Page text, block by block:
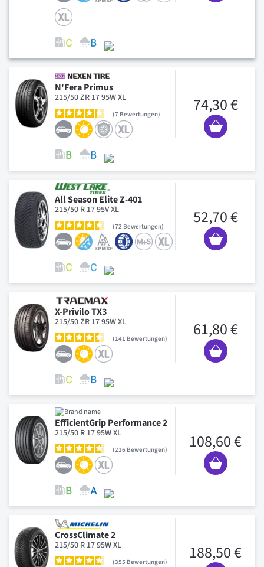
N'Fera Primus
215/50 ZR 17 95W XL
7 Bewertungen 74,30 €
All Season Elite Z-401
215/50 R 17 95V XL
72 Bewertungen 52,70 €
X-Privilo TX3
215/50 ZR 17 95W XL
141 Bewertungen 61,80 €
EfficientGrip Performance 2
215/50 R 17 95W XL
216 Bewertungen 108,60 €
CrossClimate 2
215/50 R 17 95W XL
355 Bewertungen 188,50 €